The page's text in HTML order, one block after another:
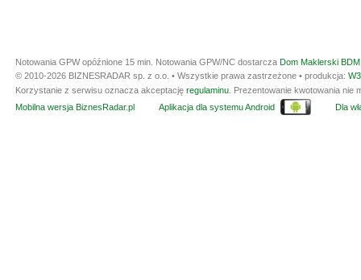
Notowania GPW opóźnione 15 min. Notowania GPW/NC dostarcza Dom Maklerski
© 2010-2026 BIZNESRADAR sp. z o.o. • Wszystkie prawa zastrzeżone • produkcja:
Korzystanie z serwisu oznacza akceptację regulaminu . Prezentowanie kwotowania
Mobilna wersja BiznesRadar.pl
Aplikacja dla systemu Android Dla